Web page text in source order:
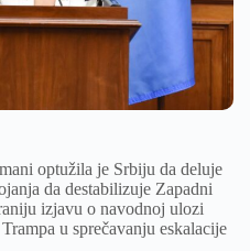
optužila je Srbiju da deluje
da destabilizuje Zapadni
izjavu o navodnoj ulozi
u sprečavanju eskalacije